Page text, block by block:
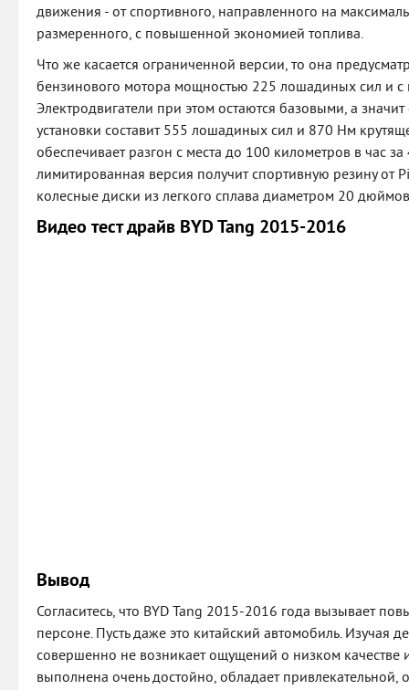
движения - от спортивного, направленного на
размеренного, с повышенной экономией топлива.
Что же касается ограниченной версии, то она
бензинового мотора мощностью 225 лошадиных сил и
Электродвигатели при этом остаются базовыми, а
установки составит 555 лошадиных сил и 870 Нм
обеспечивает разгон с места до 100 километров в час
лимитированная версия получит спортивную резину от
колесные диски из легкого сплава диаметром 20
Видео тест драйв BYD Tang 2015-2016
Вывод
Согласитесь, что BYD Tang 2015-2016 года вызывает
персоне. Пусть даже это китайский автомобиль. Изучая
совершенно не возникает ощущений о низком
выполнена очень достойно, обладает привлекательной,